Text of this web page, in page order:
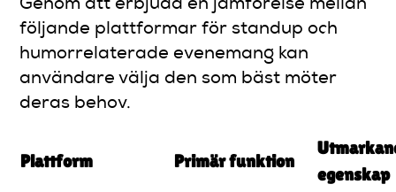
Genom att erbjuda en jämförelse mellan
följande plattformar för standup och
humorrelaterade evenemang kan
användare välja den som bäst möter
deras behov.
Plattform Primär funktion
egenskap